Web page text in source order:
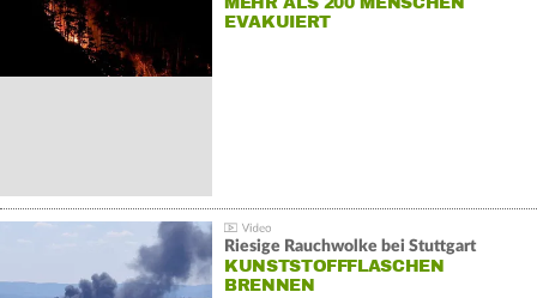
EVAKUIERT
Riesige Rauchwolke bei Stuttgart
KUNSTSTOFFFLASCHEN
BRENNEN